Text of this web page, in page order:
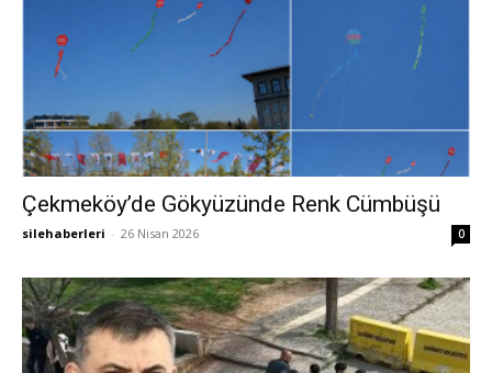
Çekmeköy’de Gökyüzünde Renk Cümbüşü
silehaberleri - 26 Nisan 2026 0